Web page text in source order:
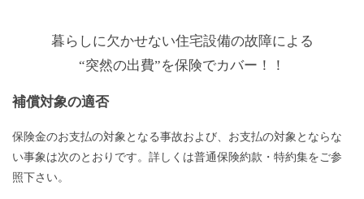
暮らしに欠かせない住宅設備の故障による
“突然の出費”を保険でカバー！！
補償対象の適否
保険金のお支払の対象となる事故および、お支払の対象とならな
い事象は次のとおりです。詳しくは普通保険約款・特約集をご参
照下さい。